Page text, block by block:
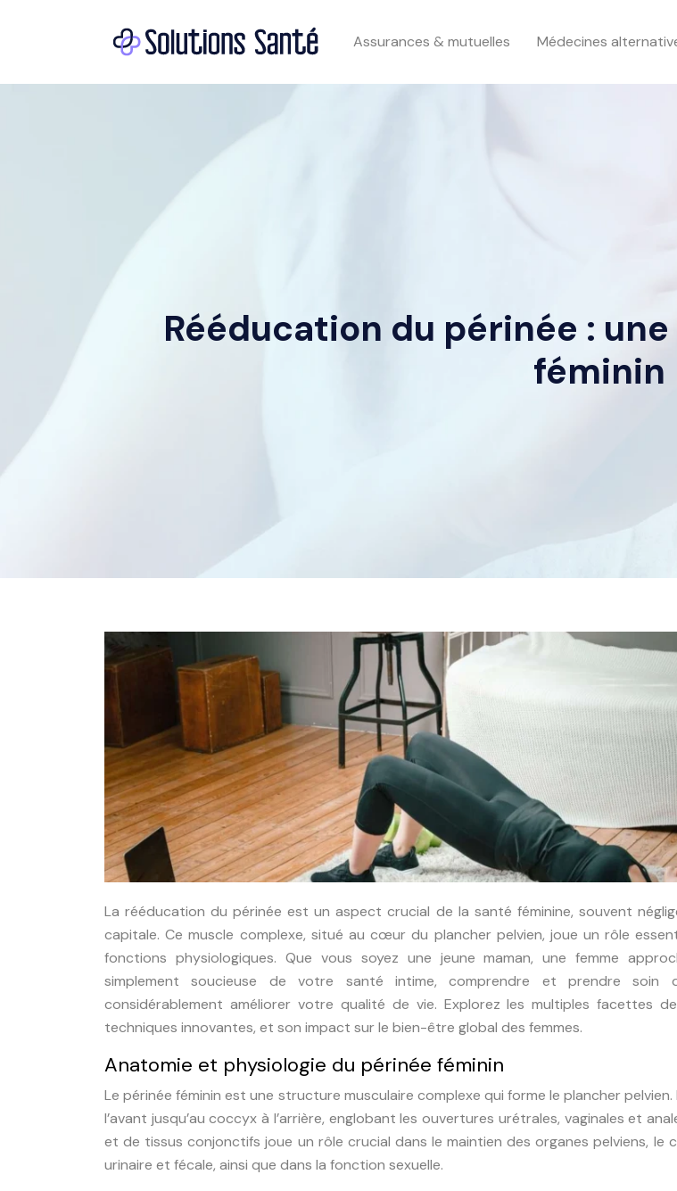
Assurances & mutuelles Médecines
Rééducation du périnée :
féminin
La rééducation du périnée est un aspect crucial de la santé féminine, souvent
capitale. Ce muscle complexe, situé au cœur du plancher pelvien, joue un rôle
fonctions physiologiques. Que vous soyez une jeune maman, une femme
simplement soucieuse de votre santé intime, comprendre et prendre soin
considérablement améliorer votre qualité de vie. Explorez les multiples facettes
techniques innovantes, et son impact sur le bien-être global des femmes.
Anatomie et physiologie du périnée féminin
Le périnée féminin est une structure musculaire complexe qui forme le plancher pelvien.
l’avant jusqu’au coccyx à l’arrière, englobant les ouvertures urétrales, vaginales et
et de tissus conjonctifs joue un rôle crucial dans le maintien des organes pelviens, le
urinaire et fécale, ainsi que dans la fonction sexuelle.